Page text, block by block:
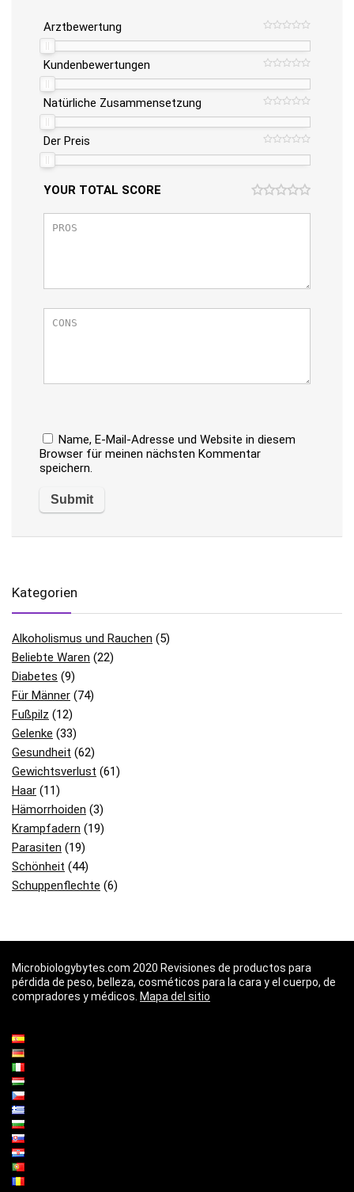
Arztbewertung
Kundenbewertungen
Natürliche Zusammensetzung
Der Preis
YOUR TOTAL SCORE
Name, E-Mail-Adresse und Website in diesem
Browser für meinen nächsten Kommentar
speichern.
Kategorien
Alkoholismus und Rauchen (5)
Beliebte Waren (22)
Diabetes (9)
Für Männer (74)
Fußpilz (12)
Gelenke (33)
Gesundheit (62)
Gewichtsverlust (61)
Haar (11)
Hämorrhoiden (3)
Krampfadern (19)
Parasiten (19)
Schönheit (44)
Schuppenflechte (6)
Microbiologybytes.com 2020 Revisiones de productos para
pérdida de peso, belleza, cosméticos para la cara y el cuerpo, de
compradores y médicos. Mapa del sitio